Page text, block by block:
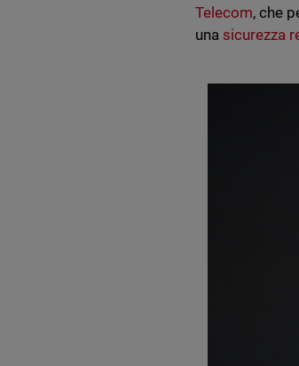
Telecom, che
una sicurezza